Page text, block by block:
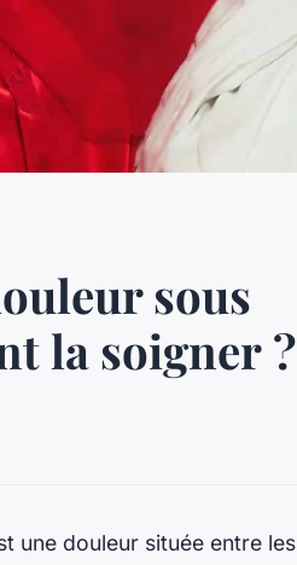
sous
la soigner ?
une douleur située entre les